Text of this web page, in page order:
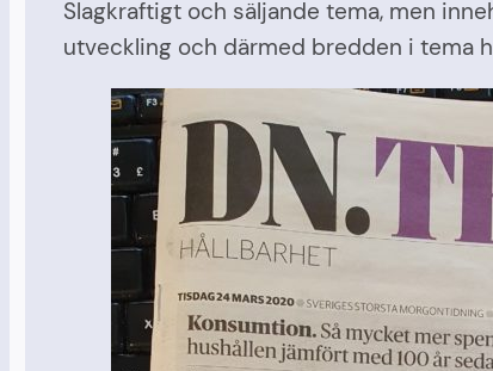
Slagkraftigt och säljande tema, men
utveckling och därmed bredden i tema